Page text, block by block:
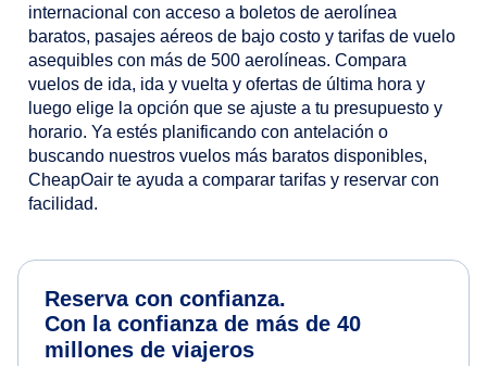
internacional con acceso a boletos de aerolínea
baratos, pasajes aéreos de bajo costo y tarifas de vuelo
asequibles con más de 500 aerolíneas. Compara
vuelos de ida, ida y vuelta y ofertas de última hora y
luego elige la opción que se ajuste a tu presupuesto y
horario. Ya estés planificando con antelación o
buscando nuestros vuelos más baratos disponibles,
CheapOair te ayuda a comparar tarifas y reservar con
facilidad.
Reserva con confianza.
Con la confianza de más de 40
millones de viajeros